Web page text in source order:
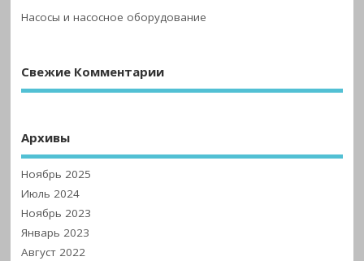
Насосы и насосное оборудование
Свежие Комментарии
Архивы
Ноябрь 2025
Июль 2024
Ноябрь 2023
Январь 2023
Август 2022